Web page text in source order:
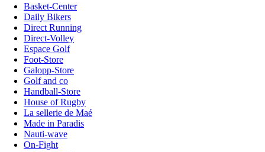
Basket-Center
Daily Bikers
Direct Running
Direct-Volley
Espace Golf
Foot-Store
Galopp-Store
Golf and co
Handball-Store
House of Rugby
La sellerie de Maé
Made in Paradis
Nauti-wave
On-Fight